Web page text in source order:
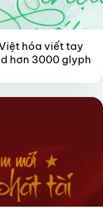
hóa viết tay
hơn 3000 glyph
FREE